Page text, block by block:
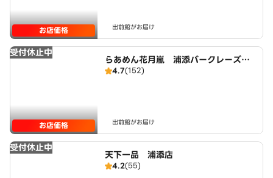
お店価格 出前館がお届け
受付休止中
お店価格
らあめん花月嵐 浦添バークレーズコ
ート店
4.7(152)
出前館がお届け
受付休止中
天下一品 浦添店
4.2(55)